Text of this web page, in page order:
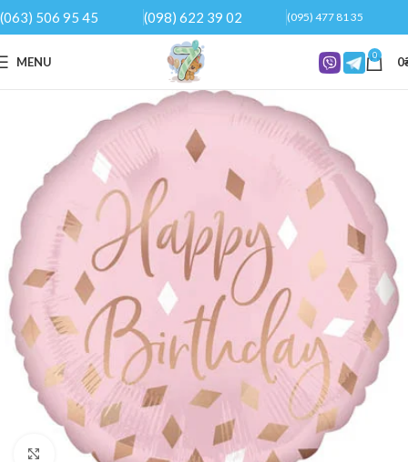
(063) 506 95 45 (098) 622 39 02 (095) 477 81 35
MENU 0 0
Click to enlarge